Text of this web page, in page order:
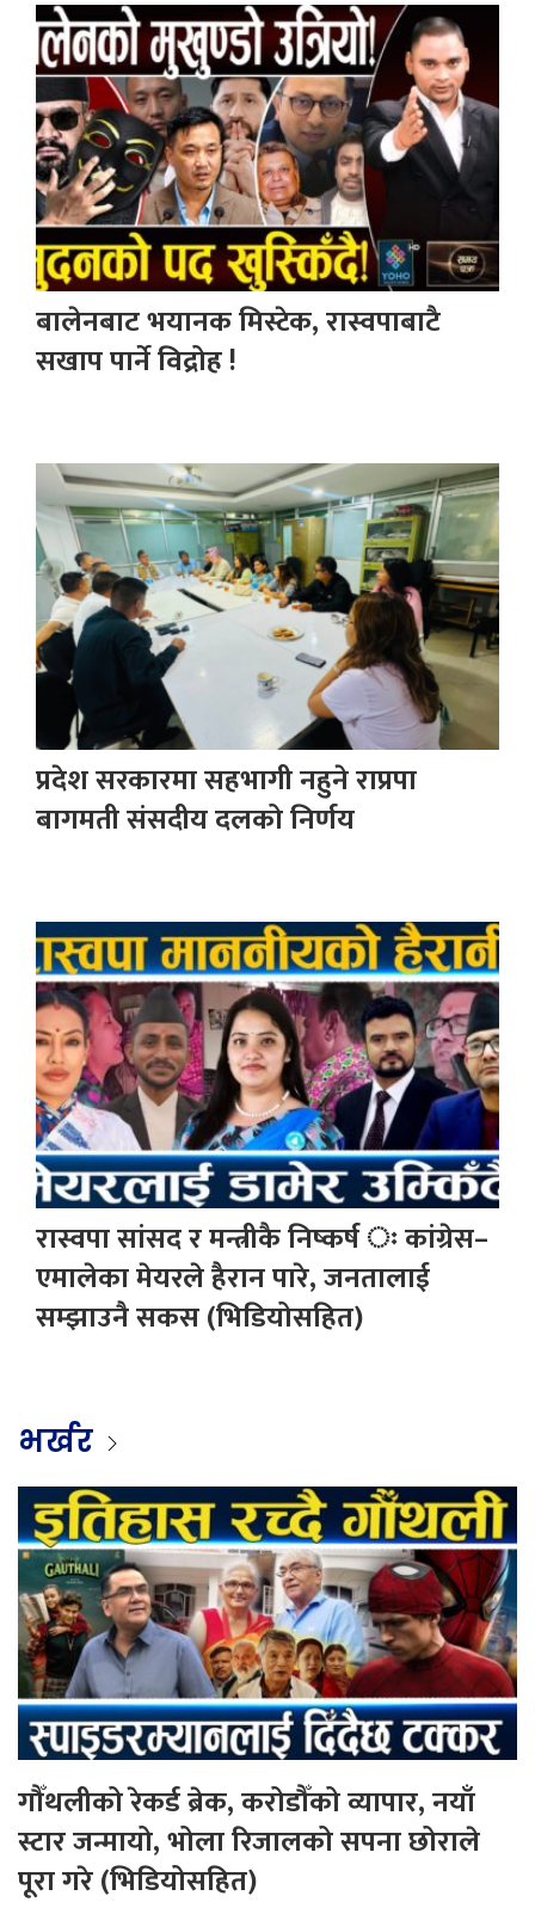
बालेनबाट भयानक मिस्टेक, रास्वपाबाटै
सखाप पार्ने विद्रोह !
प्रदेश सरकारमा सहभागी नहुने राप्रपा
बागमती संसदीय दलको निर्णय
रास्वपा सांसद र मन्त्रीकै निष्कर्ष ः कांग्रेस–
एमालेका मेयरले हैरान पारे, जनतालाई
सम्झाउनै सकस (भिडियोसहित)
भर्खर
गौँथलीको रेकर्ड ब्रेक, करोडौँको व्यापार, नयाँ
स्टार जन्मायो, भोला रिजालको सपना छोराले
पूरा गरे (भिडियोसहित)